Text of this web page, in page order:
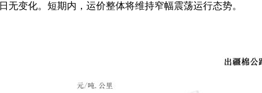
无变化。短期内，运价整体将维持窄幅震荡运行态势。